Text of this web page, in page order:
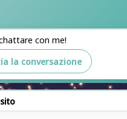
ACLI ROMA
con me!
la conversazione